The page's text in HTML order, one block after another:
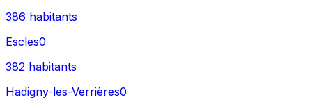
386 habitants
Escles0
382 habitants
Hadigny-les-Verrières0